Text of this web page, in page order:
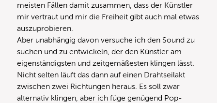
meisten Fällen damit zusammen, dass der Künstler
mir vertraut und mir die Freiheit gibt auch mal etwas
auszuprobieren.
Aber unabhängig davon versuche ich den Sound zu
suchen und zu entwickeln, der den Künstler am
eigenständigsten und zeitgemäßesten klingen lässt.
Nicht selten läuft das dann auf einen Drahtseilakt
zwischen zwei Richtungen heraus. Es soll zwar
alternativ klingen, aber ich füge genügend Pop-